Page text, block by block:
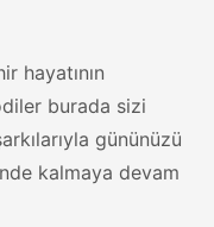
hayatının
burada sizi
gününüzü
kalmaya devam